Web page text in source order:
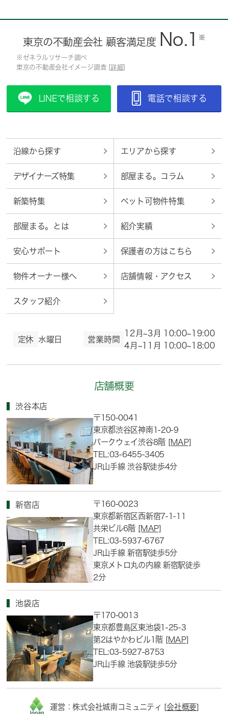
東京の不動産会社 顧客満足度 No.1 ※
※ゼネラルリサーチ調べ
東京の不動産会社イメージ調査 [ 詳細
LINEで相談する 電話で相談する
沿線から探す エリアから探す
デザイナーズ特集 部屋まる。コラム
新築特集 ペット可物件特集
部屋まる。とは 紹介実績
安心サポート 保護者の方はこちら
物件オーナー様へ 店舗情報・アクセス
スタッフ紹介
定休 水曜日 営業時間
12月~3月 10:00~19:00
4月~11月 10:00~18:00
店舗概要
渋谷本店
〒150-0041
東京都渋谷区神南1-20-9
パークウェイ渋谷8階 [MAP]
TEL:03-6455-3405
JR山手線 渋谷駅徒歩4分
新宿店
〒160-0023
東京都新宿区西新宿7-1-11
共栄ビル6階 [MAP]
TEL:03-5937-6767
JR山手線 新宿駅徒歩5分
東京メトロ丸の内線 新宿駅徒歩
2分
池袋店
〒170-0013
東京都豊島区東池袋1-25-3
第2はやかわビル1階 [MAP]
TEL:03-5927-8753
JR山手線 池袋駅徒歩5分
運営：株式会社城南コミュニティ [会社概要]